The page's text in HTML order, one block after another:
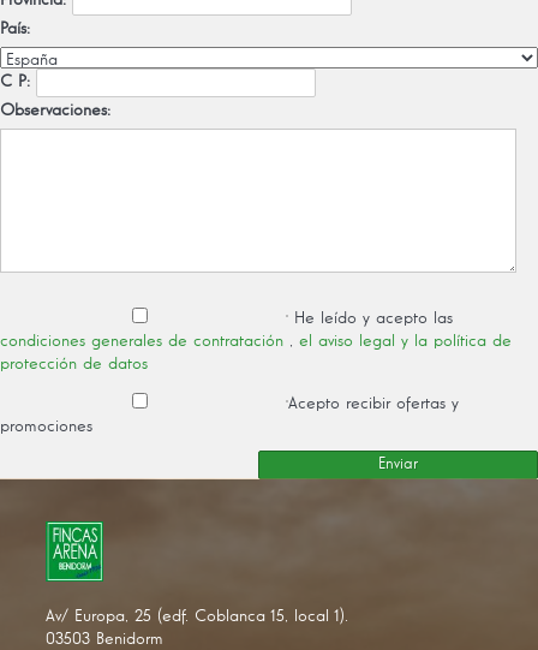
País:
C P:
Observaciones:
He leído y acepto las
condiciones generales de contratación , el aviso legal y la política de
protección de datos
Acepto recibir ofertas y
promociones
Av/ Europa, 25 (edf. Coblanca 15, local 1).
03503 Benidorm